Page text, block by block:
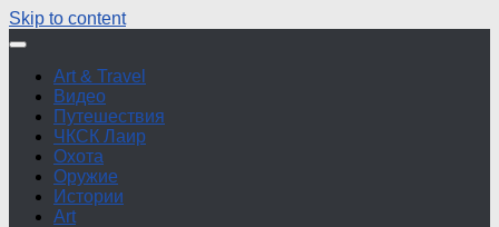
Skip to content
Art & Travel
Видео
Путешествия
ЧКСК Лаир
Охота
Оружие
Истории
Art